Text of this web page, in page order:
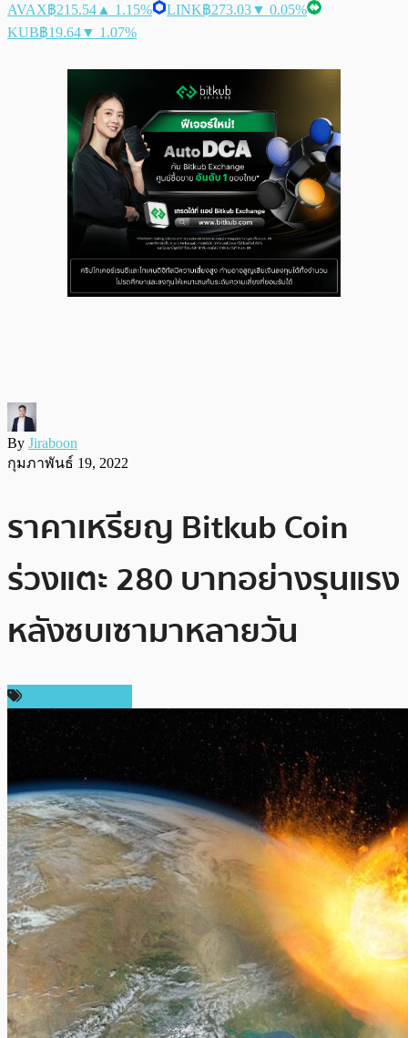
AVAX฿215.54 ▲ 1.15% LINK฿273.03▼ 0.05%
KUB฿19.64▼ 1.07%
By Jiraboon
กุมภาพันธ์ 19, 2022
ราคาเหรียญ Bitkub Coin
ร่วงแตะ 280 บาทอย่างรุนแรง
หลังซบเซามาหลายวัน